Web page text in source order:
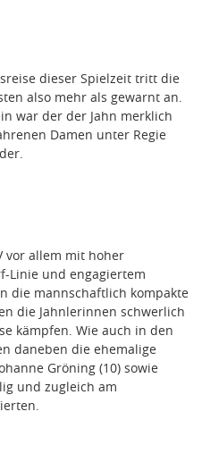
dieser Spielzeit tritt die
also mehr als gewarnt an.
war der der Jahn merklich
Damen unter Regie
vor allem mit hoher
Linie und engagiertem
die mannschaftlich kompakte
die Jahnlerinnen schwerlich
kämpfen. Wie auch in den
daneben die ehemalige
Gröning (10) sowie
und zugleich am